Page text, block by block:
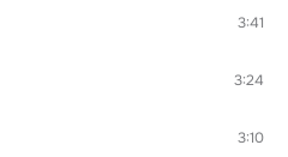
3:41
3:24
3:10